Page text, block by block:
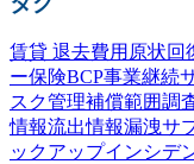
賃貸 退去費用 原状回
ー保険BCP事業継続
スク管理補償範囲調
情報流出情報漏洩サ
ックアップインシデ